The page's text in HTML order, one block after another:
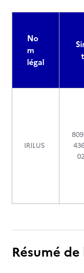
No
m
légal
t
IRILUS
Résumé